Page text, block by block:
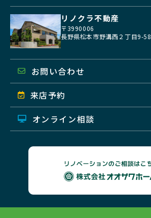
リノクラ不動産
〒3990006
長野県松本市野溝西２丁目9-58
お問い合わせ
来店予約
オンライン相談